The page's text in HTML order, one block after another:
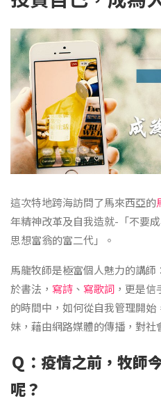
這次特地跨海訪問了馬來西亞的
年精神改革及自我造就-「不要
思想富翁的富二代」。
馬龍牧師是極富個人魅力的講
於書法， 寫詩 、 寫歌詞 ，更是
的時間中，如何從自我管理開
妹，藉由網路媒體的傳播，對社
Ｑ：疫情之前，牧師
呢？